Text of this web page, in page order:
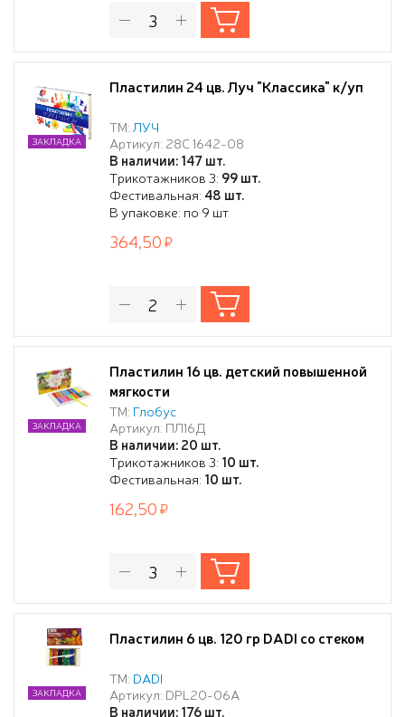
Пластилин 24 цв. Луч "Классика" к/уп
ТМ:ЛУЧ
Артикул: 28С 1642-08
В наличии: 147 шт.
Трикотажников 3: 99 шт.
Фестивальная: 48 шт.
В упаковке: по 9 шт
ЗАКЛАДКА
364,50
Пластилин 16 цв. детский повышенной
мягкости
ТМ: Глобус
Артикул: ПЛ16Д
В наличии: 20 шт.
Трикотажников 3: 10 шт.
Фестивальная: 10 шт.
ЗАКЛАДКА
162,50
Пластилин 6 цв. 120 гр DADI со стеком
ТМ: DADI
Артикул: DPL20-06A
В наличии: 176 шт.
ЗАКЛАДКА